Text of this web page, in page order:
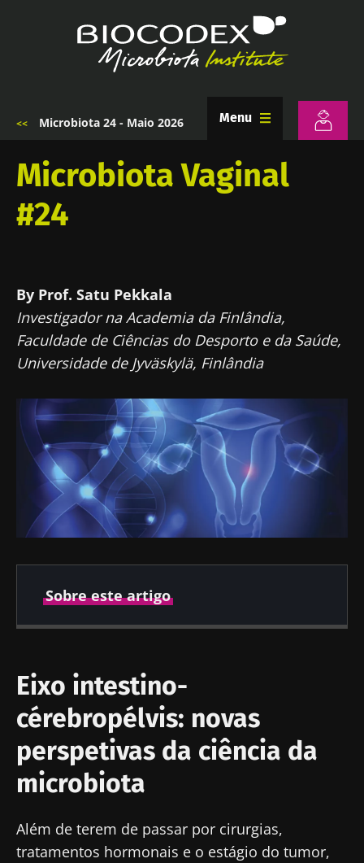
Microbiota 24 - Maio 2026 Menu
Microbiota Vaginal
#24
By Prof. Satu Pekkala
Investigador na Academia da Finlândia,
Faculdade de Ciências do Desporto e da Saúde,
Universidade de Jyväskylä, Finlândia
Sobre este artigo
Eixo intestino-
cérebropélvis: novas
perspetivas da ciência da
microbiota
Além de terem de passar por cirurgias,
tratamentos hormonais e o estágio do tumor,